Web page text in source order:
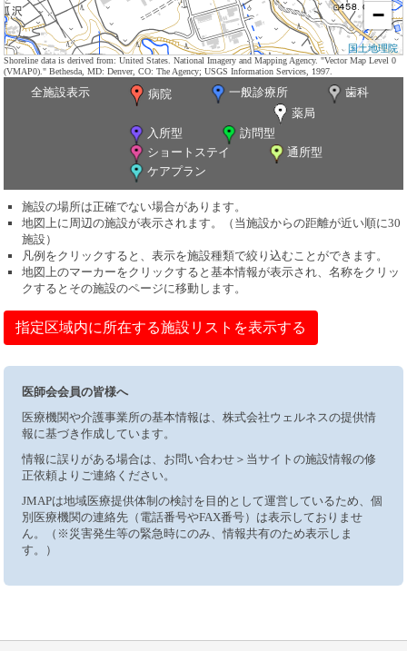
−
国土地理院
Shoreline data is derived from: United States. National Imagery and Mapping Agency. "Vector Map Level 0
(VMAP0)." Bethesda, MD: Denver, CO: The Agency; USGS Information Services, 1997.
全施設表示 病院 一般診療所
歯科
薬局
入所型
訪問型
ショートステイ
通所型
ケアプラン
施設の場所は正確でない場合があります。
地図上に周辺の施設が表示されます。（当施設からの距離が近い順に30
施設）
凡例をクリックすると、表示を施設種類で絞り込むことができます。
地図上のマーカーをクリックすると基本情報が表示され、名称をクリッ
クするとその施設のページに移動します。
指定区域内に所在する施設リストを表示する
医師会会員の皆様へ
医療機関や介護事業所の基本情報は、株式会社ウェルネスの提供情
報に基づき作成しています。
情報に誤りがある場合は、お問い合わせ＞当サイトの施設情報の修
正依頼よりご連絡ください。
JMAPは地域医療提供体制の検討を目的として運営しているため、個
別医療機関の連絡先（電話番号やFAX番号）は表示しておりませ
ん。（※災害発生等の緊急時にのみ、情報共有のため表示しま
す。）